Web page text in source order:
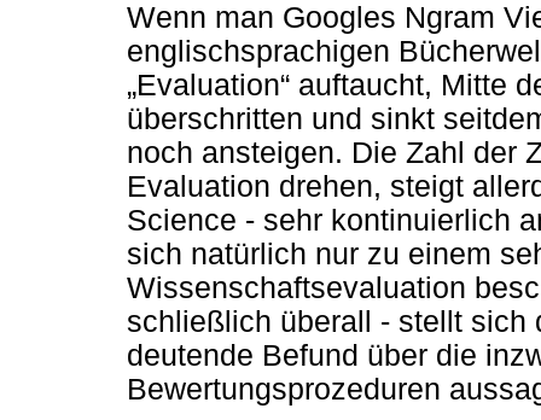
Wenn man Googles Ngram
englischsprachigen
„Evaluation“ auftaucht, Mitte
überschritten und sinkt
noch ansteigen. Die Zahl der
Evaluation drehen, steigt
Science - sehr kontinuierlich
sich natürlich nur zu einem
Wissenschaftsevaluation
schließlich überall - stellt sich
deutende Befund über die
Bewertungsprozeduren